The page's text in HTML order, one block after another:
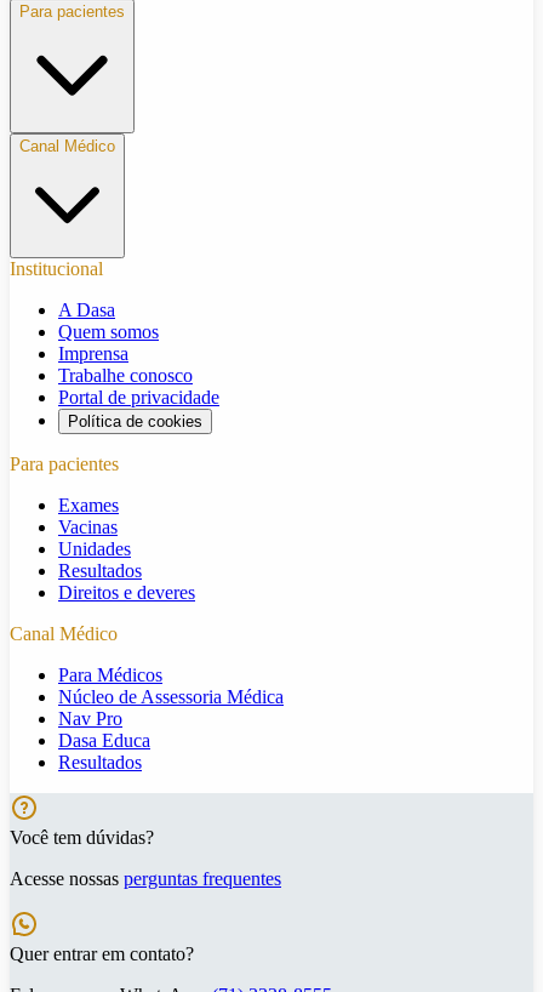
Para pacientes
Canal Médico
Institucional
A Dasa
Quem somos
Imprensa
Trabalhe conosco
Portal de privacidade
Política de cookies
Para pacientes
Exames
Vacinas
Unidades
Resultados
Direitos e deveres
Canal Médico
Para Médicos
Núcleo de Assessoria Médica
Nav Pro
Dasa Educa
Resultados
Você tem dúvidas?
Acesse nossas perguntas frequentes
Quer entrar em contato?